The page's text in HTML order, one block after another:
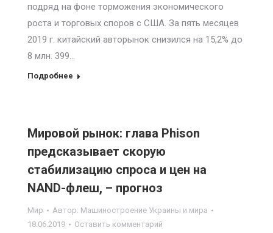
подряд на фоне торможения экономического
роста и торговых споров с США. За пять месяцев
2019 г. китайский авторынок снизился на 15,2% до
8 млн. 399…
Подробнее
Мировой рынок: глава Phison
предсказывает скорую
стабилизацию спроса и цен на
NAND-флеш, – прогноз
Мир Автор: Машиностроение Украины и мира
18.06.2019
Оставить комментарий